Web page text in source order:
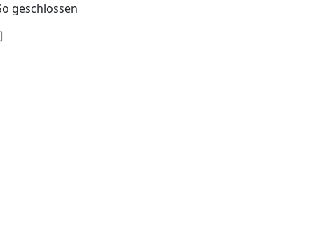
geschlossen